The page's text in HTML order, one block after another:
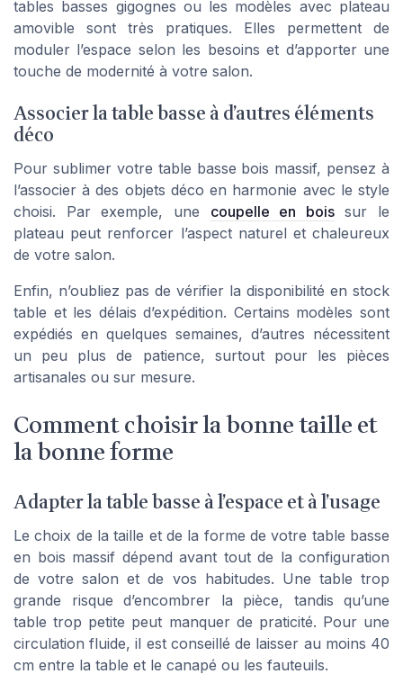
tables basses gigognes ou les modèles avec plateau
amovible sont très pratiques. Elles permettent de
moduler l’espace selon les besoins et d’apporter une
touche de modernité à votre salon.
Associer la table basse à d’autres éléments
déco
Pour sublimer votre table basse bois massif, pensez à
l’associer à des objets déco en harmonie avec le style
choisi. Par exemple, une coupelle en boissur le
plateau peut renforcer l’aspect naturel et chaleureux
de votre salon.
Enfin, n’oubliez pas de vérifier la disponibilité en stock
table et les délais d’expédition. Certains modèles sont
expédiés en quelques semaines, d’autres nécessitent
un peu plus de patience, surtout pour les pièces
artisanales ou sur mesure.
Comment choisir la bonne taille et
la bonne forme
Adapter la table basse à l’espace et à l’usage
Le choix de la taille et de la forme de votre table basse
en bois massif dépend avant tout de la configuration
de votre salon et de vos habitudes. Une table trop
grande risque d’encombrer la pièce, tandis qu’une
table trop petite peut manquer de praticité. Pour une
circulation fluide, il est conseillé de laisser au moins 40
cm entre la table et le canapé ou les fauteuils.